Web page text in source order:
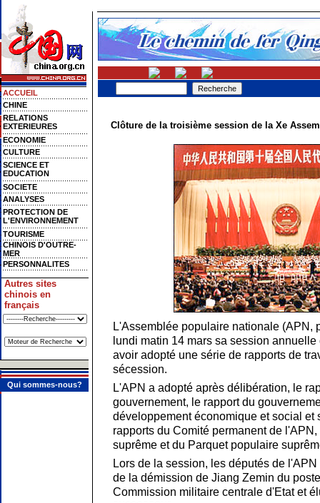
ACCUEIL
CHINE
RELATIONS
EXTERIEURES
ECONOMIE
CULTURE
SCIENCE ET
EDUCATION
SOCIETE
ANALYSES
PROTECTION DE
L'ENVIRONNEMENT
TOURISME
CHINOIS D'OUTRE-
MER
PERSONNALITES
Autres sites
chinois en
français
Qui sommes-nous?
Clôture de la troisième session de la Xe
L'Assemblée populaire nationale (APN,
lundi matin 14 mars sa session
avoir adopté une série de rapports de
sécession.
L'APN a adopté après délibération, le
gouvernement, le rapport du
développement économique et social et
rapports du Comité permanent de
suprême et du Parquet populaire
Lors de la session, les députés de
de la démission de Jiang Zemin du
Commission militaire centrale d'Etat et